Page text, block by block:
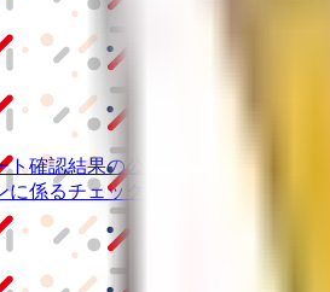
確認結果の公表
係るチェックシート確認結果の公表